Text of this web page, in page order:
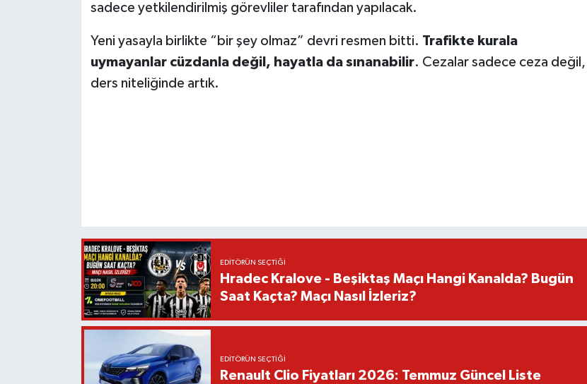
sadece yetkilendirilmiş görevliler tarafından yapılacak.
Yeni yasayla birlikte “bir şey olmaz” devri resmen bitti. Trafikte kurala
uymayanlar cüzdanla değil, hayatla da sınanabilir. Cezalar sadece ceza değil,
ders niteliğinde artık.
EDITÖRÜN SEÇTIĞI
Hradec Kralove - Beşiktaş Maçı Hangi Kanalda? Bugün
Saat Kaçta? Maçı Nasıl İzleriz?
EDITÖRÜN SEÇTIĞI
Renault Clio Fiyatları 2026: Temmuz Güncel Liste